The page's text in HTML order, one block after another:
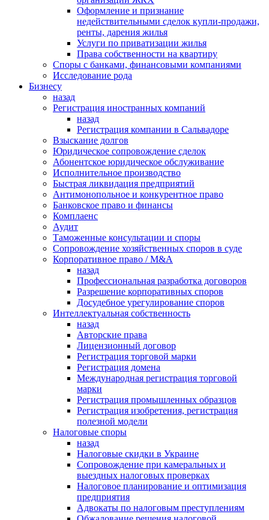
Оформление и признание
недействительными сделок купли-продажи,
ренты, дарения жилья
Услуги по приватизации жилья
Права собственности на квартиру
Cпоры с банками, финансовыми компаниями
Исследование рода
Бизнесу
назад
Регистрация иностранных компаний
назад
Регистрация компании в Сальвадоре
Взыскание долгов
Юридическое сопровождение сделок
Абонентское юридическое обслуживание
Исполнительное производство
Быстрая ликвидация предприятий
Антимонопольное и конкурентное право
Банковское право и финансы
Комплаенс
Аудит
Таможенные консультации и споры
Сопровождение хозяйственных споров в суде
Корпоративное право / M&A
назад
Профессиональная разработка договоров
Разрешение корпоративных споров
Досудебное урегулирование споров
Интеллектуальная собственность
назад
Авторские права
Лицензионный договор
Регистрация торговой марки
Регистрация домена
Международная регистрация торговой
марки
Регистрация промышленных образцов
Регистрация изобретения, регистрация
полезной модели
Налоговые споры
назад
Налоговые скидки в Украине
Сопровождение при камеральных и
выездных налоговых проверках
Налоговое планирование и оптимизация
предприятия
Адвокаты по налоговым преступлениям